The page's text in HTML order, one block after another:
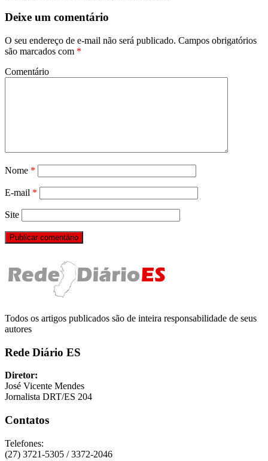
Deixe um comentário
O seu endereço de e-mail não será publicado. Campos obrigatórios
são marcados com *
Comentário
Nome *
E-mail *
Site
Todos os artigos publicados são de inteira responsabilidade de seus
autores
Rede Diário ES
Diretor:
José Vicente Mendes
Jornalista DRT/ES 204
Contatos
Telefones:
(27) 3721-5305 / 3372-2046